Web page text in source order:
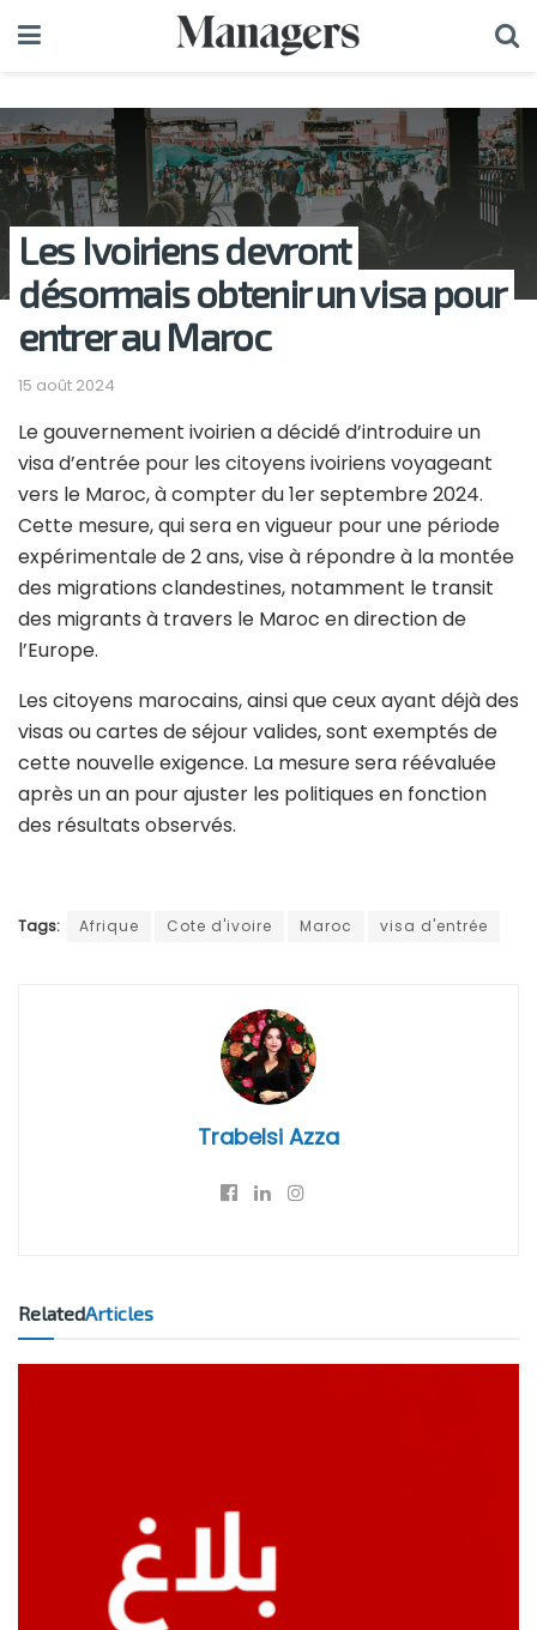
Les Ivoiriens devront
désormais obtenir un visa pour
entrer au Maroc
15 août 2024
Le gouvernement ivoirien a décidé d’introduire un
visa d’entrée pour les citoyens ivoiriens voyageant
vers le Maroc, à compter du 1er septembre 2024.
Cette mesure, qui sera en vigueur pour une période
expérimentale de 2 ans, vise à répondre à la montée
des migrations clandestines, notamment le transit
des migrants à travers le Maroc en direction de
l’Europe.
Les citoyens marocains, ainsi que ceux ayant déjà des
visas ou cartes de séjour valides, sont exemptés de
cette nouvelle exigence. La mesure sera réévaluée
après un an pour ajuster les politiques en fonction
des résultats observés.
Tags: Afrique Cote d'ivoire Maroc visa d'entrée
Trabelsi Azza
RelatedArticles